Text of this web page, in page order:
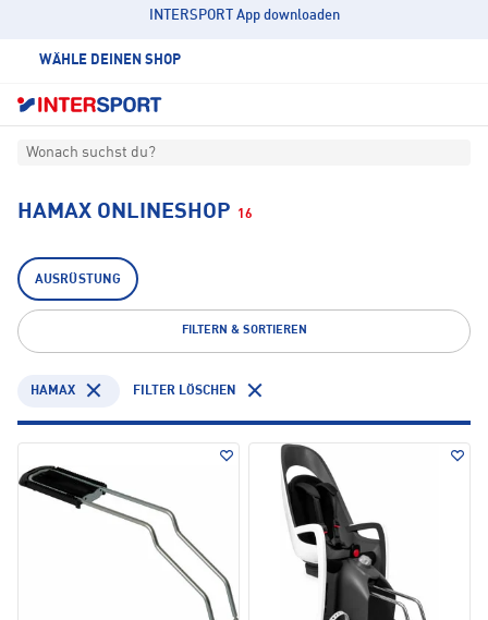
INTERSPORT App downloaden
WÄHLE DEINEN SHOP
Wonach suchst du?
HAMAX ONLINESHOP 16
AUSRÜSTUNG
FILTERN & SORTIEREN
HAMAX FILTER LÖSCHEN